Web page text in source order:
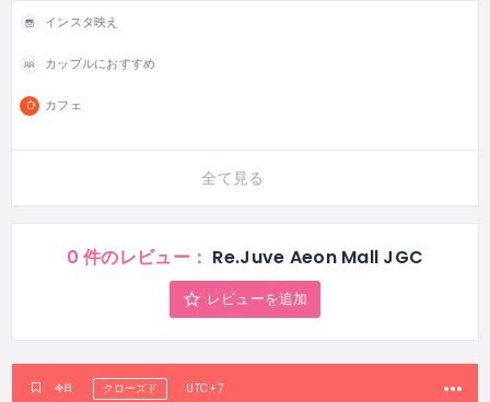
インスタ映え
カップルにおすすめ
カフェ
全て見る
0 件のレビュー： Re.Juve Aeon Mall JGC
レビューを追加
今日 クローズド UTC+7